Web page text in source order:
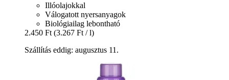
Illóolajokkal
Válogatott nyersanyagok
Biológiailag lebontható
2.450 Ft (3.267 Ft / l)
Szállítás eddig: augusztus 11.